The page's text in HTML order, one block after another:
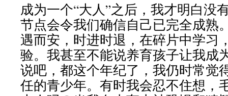
成为一个“大人”之后，我才明白没
节点会令我们确信自己已完全成熟
遇而安，时进时退，在碎片中学习
验。我甚至不能说养育孩子让我
说吧，都这个年纪了，我仍时常觉
任的青少年。有时我会忍不住想，